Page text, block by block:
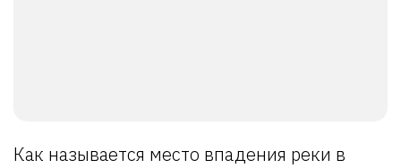
Как называется место впадения реки в